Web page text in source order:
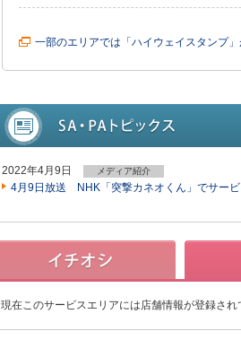
一部のエリアでは「ハイウェイスタンプ
2022年4月9日 メディア紹介
4月9日放送 NHK「突撃カネオくん」でサービ
現在このサービスエリアには店舗情報が登録され